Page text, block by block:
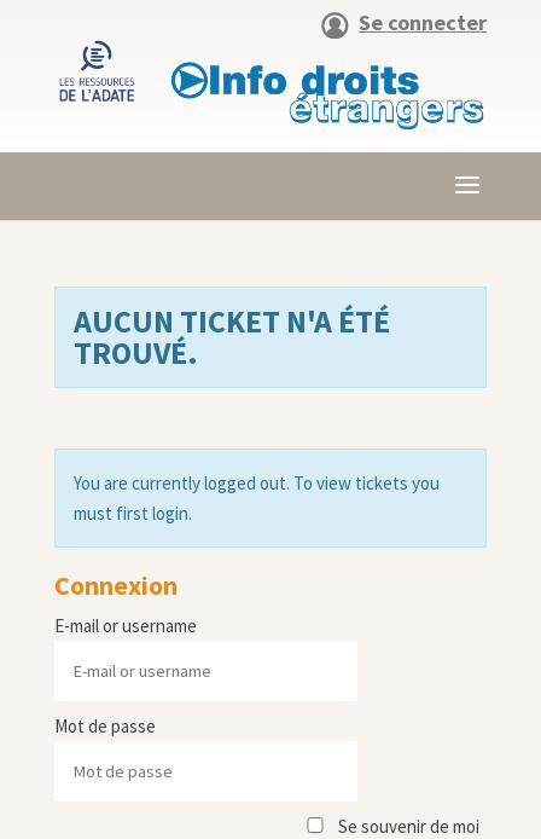
Se connecter
AUCUN TICKET N'A ÉTÉ
TROUVÉ.
You are currently logged out. To view tickets you
must first login.
Connexion
E-mail or username
Mot de passe
Se souvenir de moi